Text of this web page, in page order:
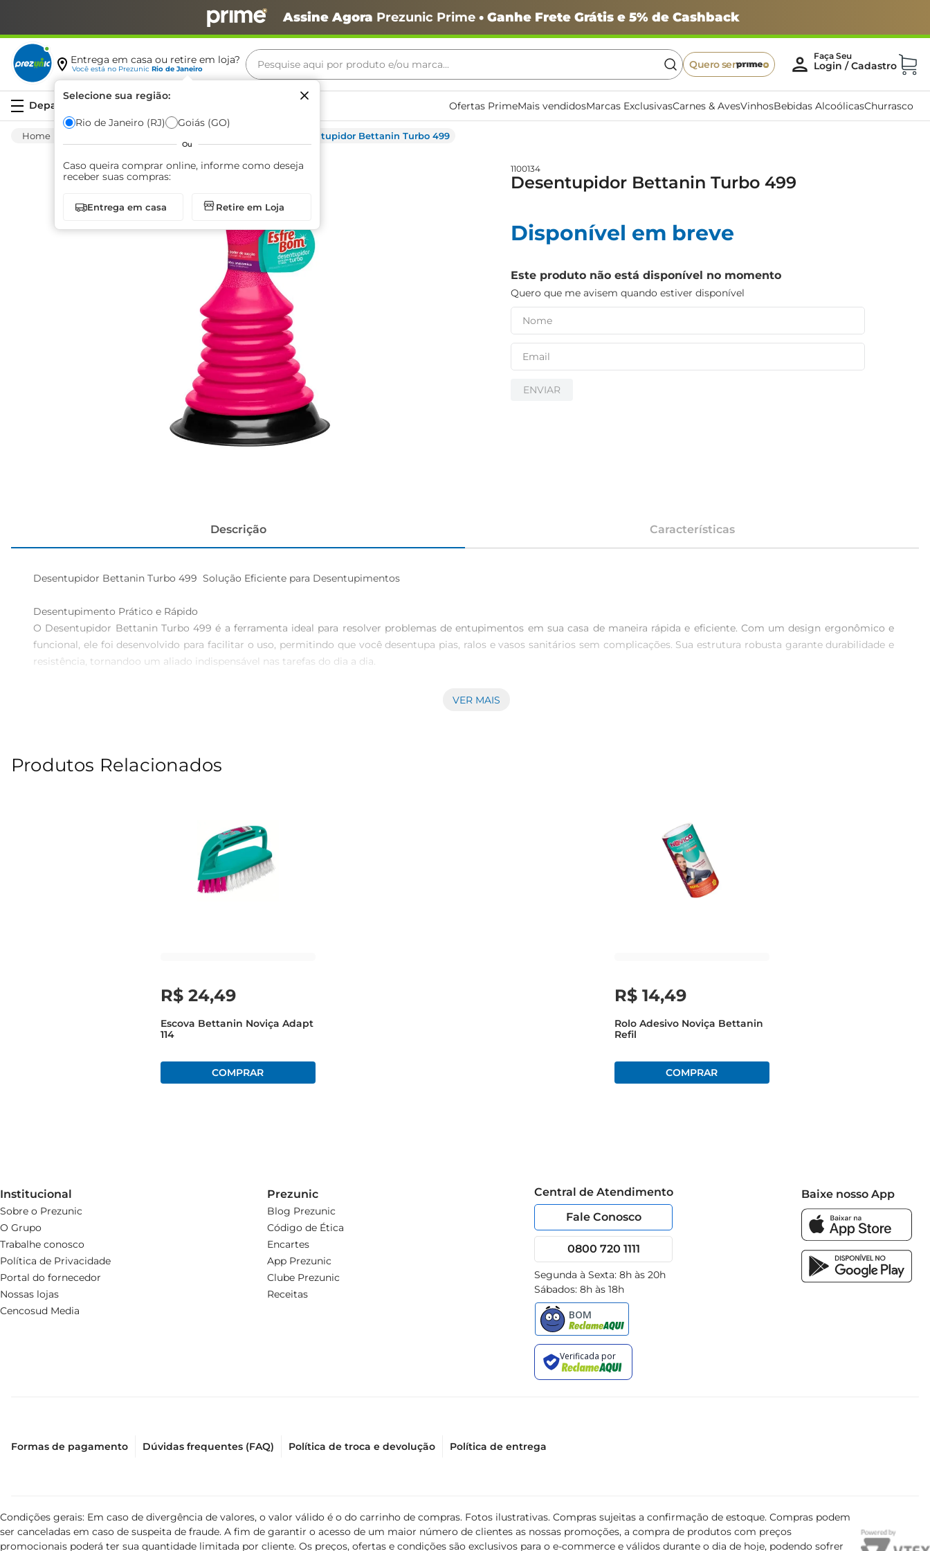
Assine Agora Prezunic Prime• Ganhe Frete Grátis e 5% de Cashback
Entrega em casa ou retire em loja?
Você está no Prezunic Rio de Janeiro
Selecione sua região:
Rio de Janeiro (RJ) Goiás (GO)
Ou
Caso queira comprar online, informe como deseja
receber suas compras:
Entrega em casa Retire em Loja
Pesquise aqui por produto e/ou marca...
Quero ser
Ofertas PrimeMais vendidosMarcas ExclusivasCarnes & AvesVinhosBebidas AlcoólicasChurrasco
Desentupidor Bettanin Turbo 499
1100134
Desentupidor Bettanin Turbo 499
Disponível em breve
Este produto não está disponível no momento
Quero que me avisem quando estiver disponível
ENVIAR
Descrição Características
Desentupidor Bettanin Turbo 499  Solução Eficiente para Desentupimentos
Desentupimento Prático e Rápido
O Desentupidor Bettanin Turbo 499 é a ferramenta ideal para resolver problemas de entupimentos em sua casa de maneira rápida e eficiente. Com um design ergonômico e
funcional, ele foi desenvolvido para facilitar o uso, permitindo que você desentupa pias, ralos e vasos sanitários sem complicações. Sua estrutura robusta garante durabilidade e
resistência, tornandoo um aliado indispensável nas tarefas do dia a dia.
aos encanamentos, garantindo que o desentupimento seja feito de forma segura e eficaz.
Especificações e Design Funcional
Com dimensões que favorecem a portabilidade e o armazenamento, o Desentupidor Bettanin Turbo 499 é uma ferramenta que pode ser facilmente guardada em qualquer
armário ou prateleira. Seu design moderno e prático não apenas atende às necessidadesfuncionais, mas também se integra bem ao ambiente da sua casa, sem ocupar muito
VER MAIS
Produtos Relacionados
R$ 24,49
Escova Bettanin Noviça Adapt
114
R$ 14,49
Rolo Adesivo Noviça Bettanin
Refil
Institucional
Sobre o Prezunic
O Grupo
Trabalhe conosco
Política de Privacidade
Portal do fornecedor
Nossas lojas
Cencosud Media
Prezunic
Blog Prezunic
Código de Ética
Encartes
App Prezunic
Clube Prezunic
Receitas
Central de Atendimento
Fale Conosco
0800 720 1111
Segunda à Sexta: 8h às 20h
Sábados: 8h às 18h
Baixe nosso App
Formas de pagamento Dúvidas frequentes (FAQ) Política de troca e devolução Política de entrega
Condições gerais: Em caso de divergência de valores, o valor válido é o do carrinho de compras. Fotos ilustrativas. Compras sujeitas a confirmação de estoque. Compras podem
ser canceladas em caso de suspeita de fraude. A fim de garantir o acesso de um maior número de clientes as nossas promoções, a compra de produtos com preços
promocionais poderá ter sua quantidade limitada por cliente. Os preços, ofertas e condições são exclusivos para o e-commerce e válidos durante o dia de hoje, podendo sofrer
Termos mais buscados
café
arroz
biscoito
azeite
iogurte
papel higiênico
cerveja